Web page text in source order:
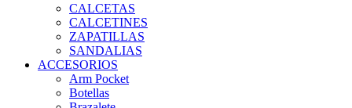
CALCETAS
CALCETINES
ZAPATILLAS
SANDALIAS
ACCESORIOS
Arm Pocket
Botellas